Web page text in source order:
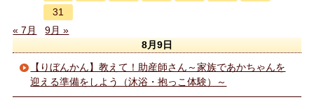
31
« 7月
9月 »
8月9日
【りぼんかん】教えて！助産師さん～家族であかちゃんを
迎える準備をしよう（沐浴・抱っこ体験）～